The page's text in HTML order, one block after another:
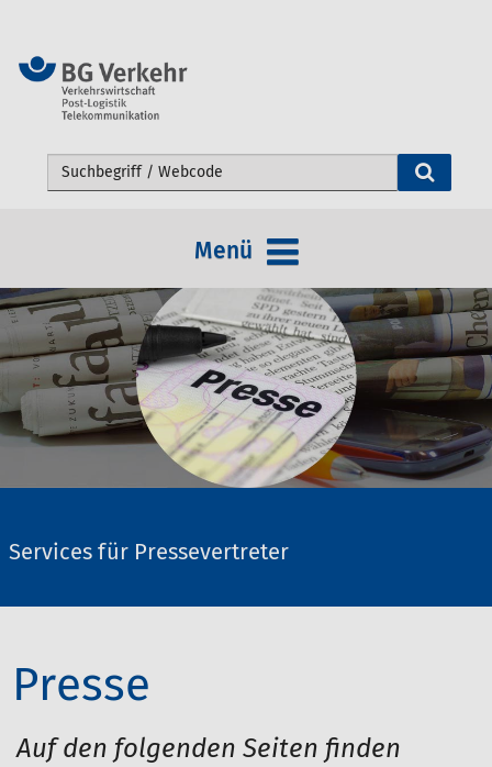
Webseite durchsuchen
Menü
Services für Pressevertreter
Presse
Auf den folgenden Seiten finden